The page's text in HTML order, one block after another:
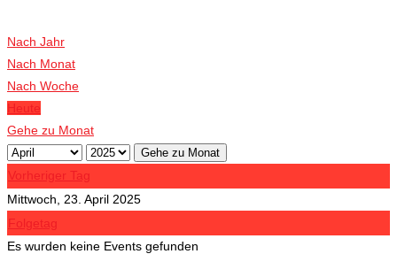
Nach Jahr
Nach Monat
Nach Woche
Heute
Gehe zu Monat
Gehe zu Monat
Vorheriger Tag
Mittwoch, 23. April 2025
Folgetag
Es wurden keine Events gefunden